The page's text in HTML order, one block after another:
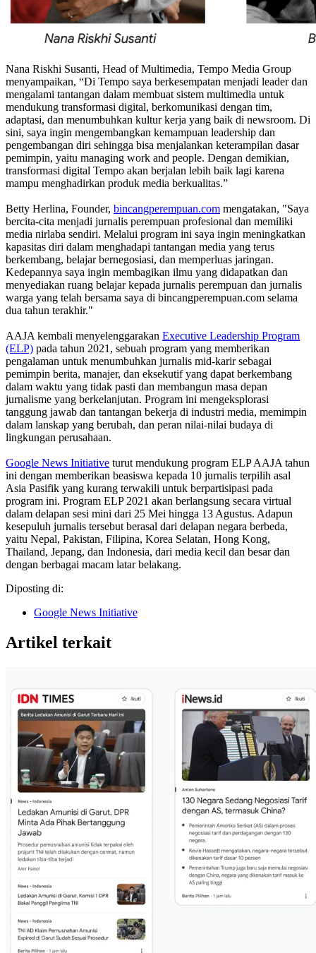
Nana Riskhi Susanti, Head of Multimedia, Tempo Media Group
menyampaikan, “Di Tempo saya berkesempatan menjadi leader dan
mengalami tantangan dalam membuat sistem multimedia untuk
mendukung transformasi digital, berkomunikasi dengan tim,
adaptasi, dan menumbuhkan kultur kerja yang baik di newsroom. Di
sini, saya ingin mengembangkan kemampuan leadership dan
pengembangan diri sehingga bisa menjalankan keterampilan dasar
pemimpin, yaitu managing work and people. Dengan demikian,
transformasi digital Tempo akan berjalan lebih baik lagi karena
mampu menghadirkan produk media berkualitas.”
Betty Herlina, Founder, bincangperempuan.com mengatakan, "Saya
bercita-cita menjadi jurnalis perempuan profesional dan memiliki
media nirlaba sendiri. Melalui program ini saya ingin meningkatkan
kapasitas diri dalam menghadapi tantangan media yang terus
berkembang, belajar bernegosiasi, dan memperluas jaringan.
Kedepannya saya ingin membagikan ilmu yang didapatkan dan
menyediakan ruang belajar kepada jurnalis perempuan dan jurnalis
warga yang telah bersama saya di bincangperempuan.com selama
dua tahun terakhir."
AAJA kembali menyelenggarakan Executive Leadership Program
(ELP) pada tahun 2021, sebuah program yang memberikan
pengalaman untuk menumbuhkan jurnalis mid-karir sebagai
pemimpin berita, manajer, dan eksekutif yang dapat berkembang
dalam waktu yang tidak pasti dan membangun masa depan
jurnalisme yang berkelanjutan. Program ini mengeksplorasi
tanggung jawab dan tantangan bekerja di industri media, memimpin
dalam lanskap yang berubah, dan peran nilai-nilai budaya di
lingkungan perusahaan.
Google News Initiative turut mendukung program ELP AAJA tahun
ini dengan memberikan beasiswa kepada 10 jurnalis terpilih asal
Asia Pasifik yang kurang terwakili untuk berpartisipasi pada
program ini. Program ELP 2021 akan berlangsung secara virtual
dalam delapan sesi mini dari 25 Mei hingga 13 Agustus. Adapun
kesepuluh jurnalis tersebut berasal dari delapan negara berbeda,
yaitu Nepal, Pakistan, Filipina, Korea Selatan, Hong Kong,
Thailand, Jepang, dan Indonesia, dari media kecil dan besar dan
dengan berbagai macam latar belakang.
Diposting di:
Google News Initiative
Artikel terkait